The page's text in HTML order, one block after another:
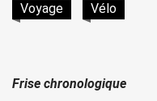
Voyage
Vélo
Frise chronologique